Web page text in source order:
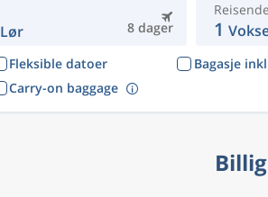
8 dager
Lør
Reisende
1
Fleksible datoer
Bagasje
Carry-on baggage